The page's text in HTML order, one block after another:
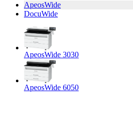
ApeosWide
DocuWide
ApeosWide 3030
ApeosWide 6050